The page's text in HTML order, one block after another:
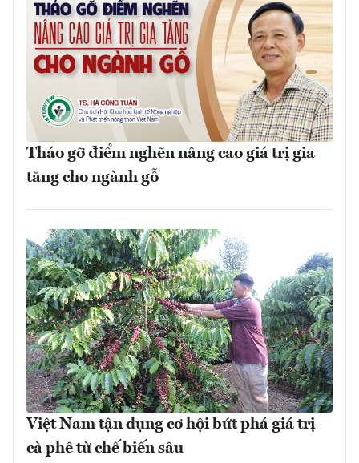
Tháo gỡ điểm nghẽn nâng cao giá trị gia
tăng cho ngành gỗ
Việt Nam tận dụng cơ hội bứt phá giá trị
cà phê từ chế biến sâu